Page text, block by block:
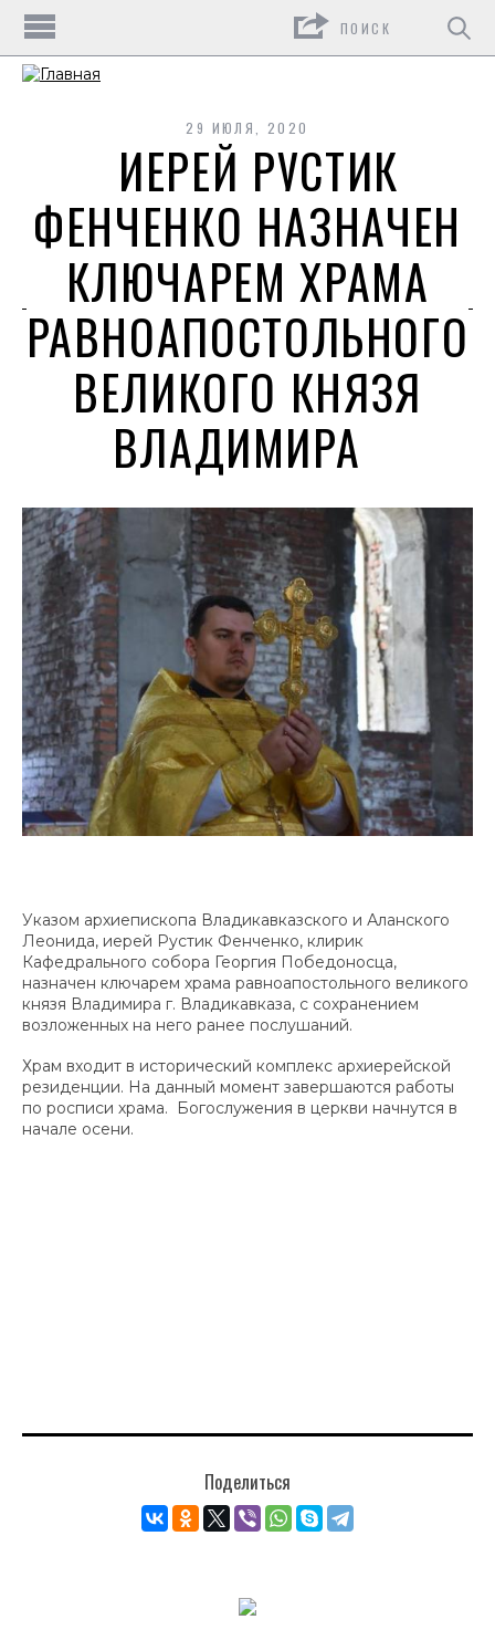
29 ИЮЛЯ, 2020
ИЕРЕЙ РУСТИК
ФЕНЧЕНКО НАЗНАЧЕН
КЛЮЧАРЕМ ХРАМА
РАВНОАПОСТОЛЬНОГО
ВЕЛИКОГО КНЯЗЯ
ВЛАДИМИРА
Указом архиепископа Владикавказского и Аланского
Леонида, иерей Рустик Фенченко, клирик
Кафедрального собора Георгия Победоносца,
назначен ключарем храма равноапостольного великого
князя Владимира г. Владикавказа, с сохранением
возложенных на него ранее послушаний.
Храм входит в исторический комплекс архиерейской
резиденции. На данный момент завершаются работы
по росписи храма. Богослужения в церкви начнутся в
начале осени.
Поделиться